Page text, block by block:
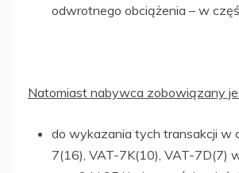
odwrotnego obciążenia – w
Natomiast nabywca zobowiązany
do wykazania tych transakcji w
7(16), VAT-7K(10), VAT-7D(7)